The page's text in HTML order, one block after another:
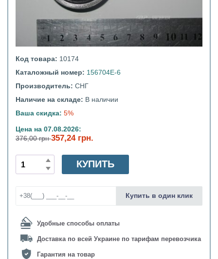
Код товара: 10174
Каталожный номер: 156704Е-6
Производитель: СНГ
Наличие на складе: В наличии
Ваша скидка: 5%
Цена на 07.08.2026:
376,00 грн357,24 грн.
Удобные способы оплаты
Доставка по всей Украине по тарифам перевозчика
Гарантия на товар
КУПИТЬ
Купить в один клик